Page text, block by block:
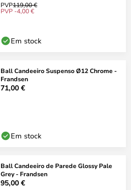
PVP119,00 €
PVP -4,00 €
Em stock
Ball Candeeiro Suspenso Ø12 Chrome -
Frandsen
71,00 €
Em stock
Ball Candeeiro de Parede Glossy Pale
Grey - Frandsen
95,00 €